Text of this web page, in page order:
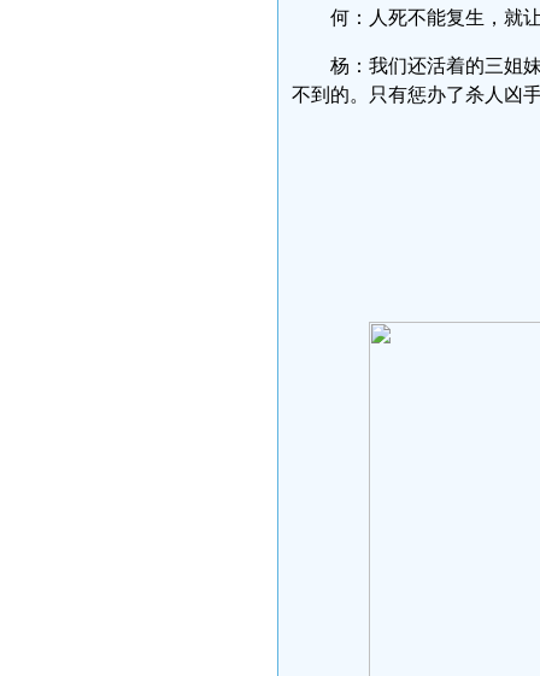
何：人死不能复生，就
杨：我们还活着的三姐
不到的。只有惩办了杀人凶